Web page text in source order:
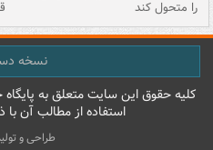
را متحول کند
نسخه
کليه حقوق اين سايت متعلق به
استفاده از مطالب آن با
طراحی و